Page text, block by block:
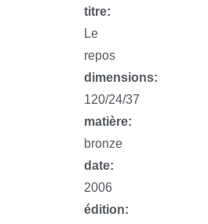
titre:
Le
repos
dimensions:
120/24/37
matière:
bronze
date:
2006
édition: